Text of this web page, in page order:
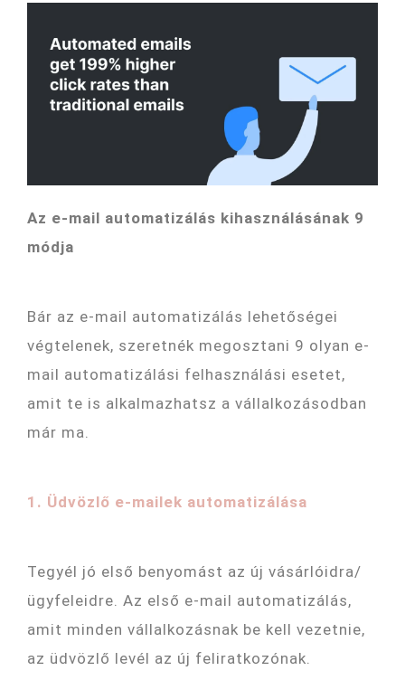
Az e-mail automatizálás kihasználásának 9
módja
Bár az e-mail automatizálás lehetőségei
végtelenek, szeretnék megosztani 9 olyan e-
mail automatizálási felhasználási esetet,
amit te is alkalmazhatsz a vállalkozásodban
már ma.
1. Üdvözlő e-mailek automatizálása
Tegyél jó első benyomást az új vásárlóidra/
ügyfeleidre. Az első e-mail automatizálás,
amit minden vállalkozásnak be kell vezetnie,
az üdvözlő levél az új feliratkozónak.